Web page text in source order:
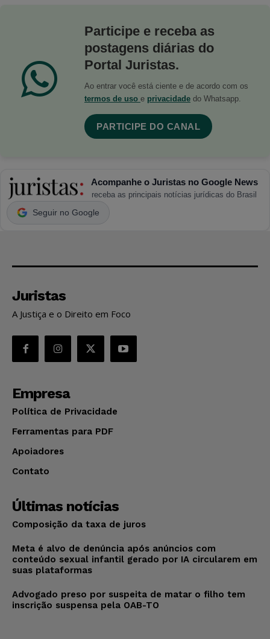
Participe e receba as
postagens diárias do
Portal Juristas.
Ao entrar você está ciente e de acordo com os
termos de uso e privacidade do Whatsapp.
PARTICIPE DO CANAL
Acompanhe o Juristas no Google News
receba as principais notícias jurídicas do Brasil
Seguir no Google
Juristas
A Justiça e o Direito em Foco
Empresa
Política de Privacidade
Ferramentas para PDF
Apoiadores
Contato
Últimas notícias
Composição da taxa de juros
Meta é alvo de denúncia após anúncios com
conteúdo sexual infantil gerado por IA circularem em
suas plataformas
Advogado preso por suspeita de matar o filho tem
inscrição suspensa pela OAB-TO